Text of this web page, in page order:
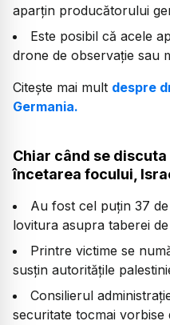
aparţin producătorului
Este posibil că acele
drone de observație sau
Citește mai mult despre
Germania.
Chiar când se
încetarea focului,
Au fost cel puțin 37
lovitura asupra taberei
Printre victime se
susțin autoritățile
Consilierul
securitate tocmai